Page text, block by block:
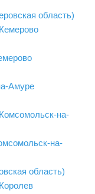
(Кемеровская область)
область)